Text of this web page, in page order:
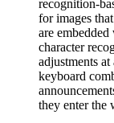
recognition-
for images
are
character
adjustments
keyboard
they enter the